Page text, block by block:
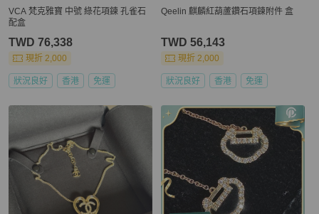
VCA 梵克雅寶 中號 綠花項鍊 孔雀石
配盒
TWD 76,338
現折 2,000
狀況良好 香港 免運
Qeelin 麒麟紅葫蘆鑽石項鍊附件 盒
TWD 56,143
現折 2,000
狀況良好 香港 免運